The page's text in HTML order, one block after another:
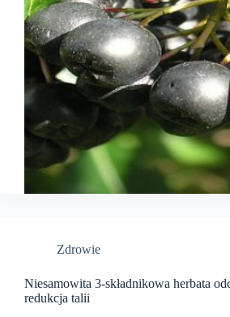
Zdrowie
Niesamowita 3-składnikowa herbata
redukcja talii